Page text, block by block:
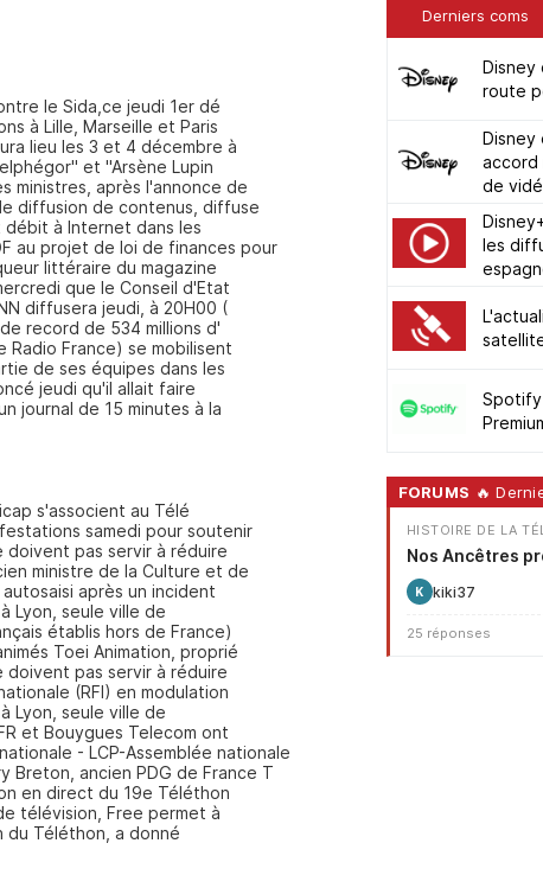
le Sida,ce jeudi 1er dé
à Lille, Marseille et Paris
lieu les 3 et 4 décembre à
et "Arsène Lupin
ministres, après l'annonce de
diffusion de contenus, diffuse
à Internet dans les
au projet de loi de finances pour
littéraire du magazine
que le Conseil d'Etat
diffusera jeudi, à 20H00 (
record de 534 millions d'
Radio France) se mobilisent
de ses équipes dans les
jeudi qu'il allait faire
journal de 15 minutes à la
s'associent au Télé
samedi pour soutenir
pas servir à réduire
ministre de la Culture et de
après un incident
Lyon, seule ville de
établis hors de France)
Toei Animation, proprié
pas servir à réduire
(RFI) en modulation
Lyon, seule ville de
et Bouygues Telecom ont
- LCP-Assemblée nationale
Breton, ancien PDG de France T
en direct du 19e Téléthon
télévision, Free permet à
du Téléthon, a donné
Derniers coms
route
Disney
accord
de
les
Spotify
FORUMS 🔥
HISTOIRE DE LA
Nos Ancêtres
K kiki37
25 réponses